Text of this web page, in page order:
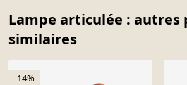
Lampe articulée : autres
similaires
-14%